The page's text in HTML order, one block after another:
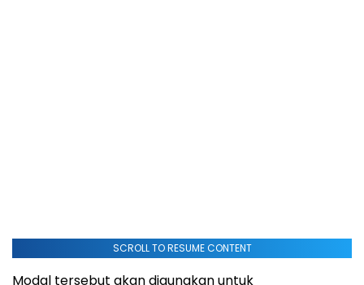
SCROLL TO RESUME CONTENT
Modal tersebut akan digunakan untuk